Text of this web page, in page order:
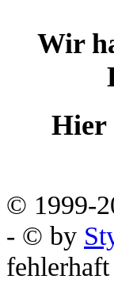
Wir
Hier
© 1999-
- © by
fehlerhaft